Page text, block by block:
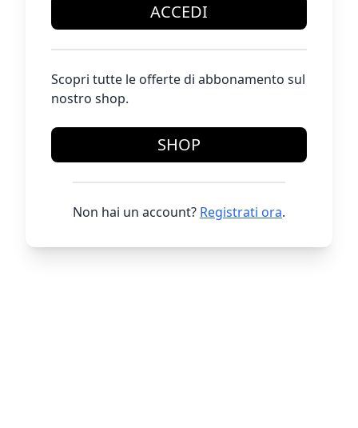
ACCEDI
Scopri tutte le offerte di abbonamento sul
nostro shop.
SHOP
Non hai un account? Registrati ora.